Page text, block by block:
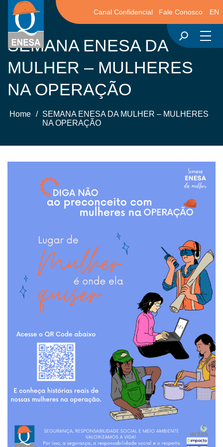
Canal Confidencial Fale Conosco EN
SEMANA ENESA DA
MULHER – MULHERES
NA OPERAÇÃO
Home / SEMANA ENESA DA MULHER – MULHERES
NA OPERAÇÃO